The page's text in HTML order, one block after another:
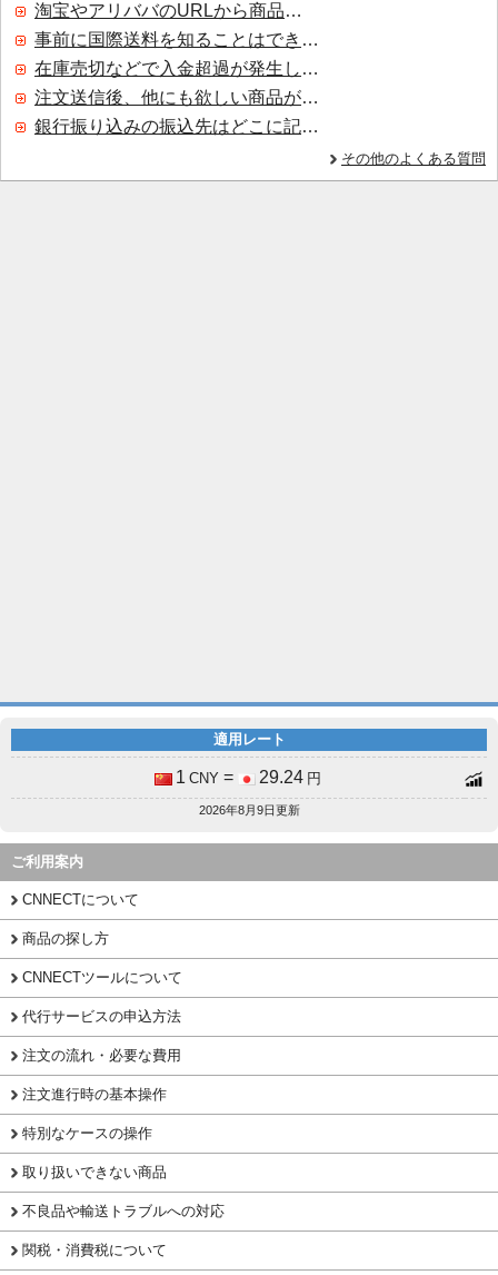
淘宝やアリババのURLから商品を探すことはできますか？
事前に国際送料を知ることはできますか？
在庫売切などで入金超過が発生した場合はいつ返金されますか？
注文送信後、他にも欲しい商品が見つかった場合、追加注文できますか？
銀行振り込みの振込先はどこに記載されていますか？
その他のよくある質問
適用レート
1 CNY = 29.24 円
2026年8月9日更新
ご利用案内
CNNECTについて
商品の探し方
CNNECTツールについて
代行サービスの申込方法
注文の流れ・必要な費用
注文進行時の基本操作
特別なケースの操作
取り扱いできない商品
不良品や輸送トラブルへの対応
関税・消費税について